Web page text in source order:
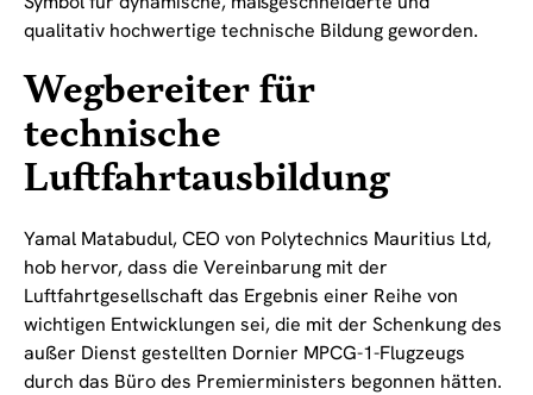
qualitativ hochwertige technische Bildung geworden.
Wegbereiter für
technische
Luftfahrtausbildung
Yamal Matabudul, CEO von Polytechnics Mauritius Ltd,
hob hervor, dass die Vereinbarung mit der
Luftfahrtgesellschaft das Ergebnis einer Reihe von
wichtigen Entwicklungen sei, die mit der Schenkung des
außer Dienst gestellten Dornier MPCG-1-Flugzeugs
durch das Büro des Premierministers begonnen hätten.